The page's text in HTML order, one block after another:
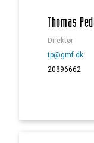
Thomas
Direktør
tp@gmf.dk
20896662